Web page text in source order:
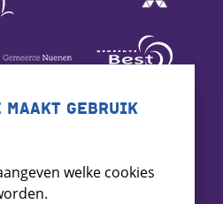
MAAKT GEBRUIK
welke cookies